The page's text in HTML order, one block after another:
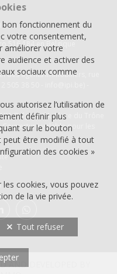
bon fonctionnement du
votre consentement,
améliorer votre
audience et activer des
sociaux comme
autorisez l’utilisation de
définir plus
sur le bouton
peut être modifié à tout
des cookies »
les cookies, vous pouvez
de la vie privée.
Tout refuser
516 184 en Belgique
des agents immobiliers, rue
505 38 50 - info@ipi.be) -
Belgium SA, Place du Trône
valable pour les
AND DEVELOPED BY